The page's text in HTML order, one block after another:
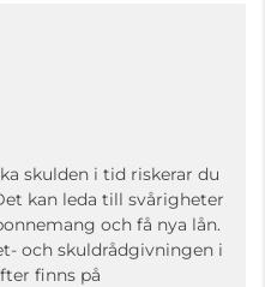
skulden i tid riskerar du
kan leda till svårigheter
och få nya lån.
och skuldrådgivningen i
finns på